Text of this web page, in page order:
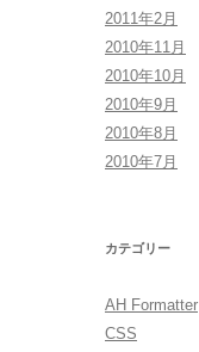
2011年2月
2010年11月
2010年10月
2010年9月
2010年8月
2010年7月
カテゴリー
AH Formatter
CSS